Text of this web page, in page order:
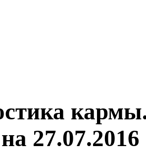
27.07.2016